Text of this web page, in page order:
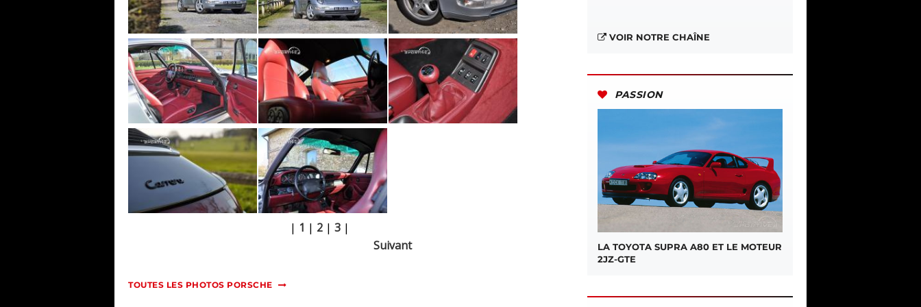
| 1 | 2 | 3 |
Suivant
TOUTES LES PHOTOS PORSCHE
VOIR NOTRE CHAÎNE
PASSION
LA TOYOTA SUPRA A80 ET LE MOTEUR
2JZ-GTE